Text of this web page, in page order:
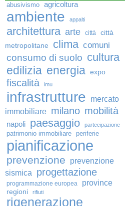
abusivismo agricoltura
ambiente appalti
architettura arte città
città
metropolitane
clima comuni
consumo di suolo cultura
edilizia energia expo
fiscalità imu
infrastrutture
mercato
immobiliare milano mobilità
napoli paesaggio partecipazione
patrimonio immobiliare periferie
pianificazione
prevenzione
prevenzione
sismica
progettazione
programmazione europea province
regioni rifiuti
rigenerazione